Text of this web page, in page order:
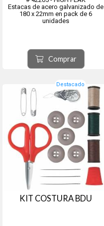
Estacas de acero galvanizado de
180 x 22mm en pack de 6
unidades
Comprar
Destacado
KIT COSTURA BDU